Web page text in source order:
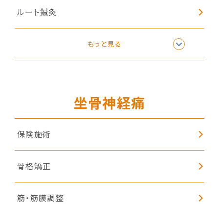
ルート鍼灸
もっと見る
坐骨神経痛
保険施術
骨格矯正
筋・筋膜調整